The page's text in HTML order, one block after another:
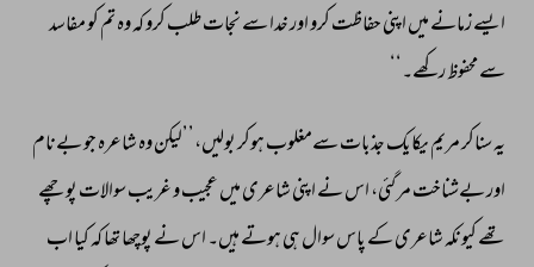
ایسے زمانے میں اپنی حفاظت کرو اور خدا سے نجات طلب کرو کہ وہ تم کو مفاسد
سے محفوظ رکھے۔‘‘
یہ سناکر مریم یکایک جذبات سےمغلوب ہوکر بولیں،’’لیکن وہ شاعرہ جو بےنام
اور بےشناخت مر گئی، اس نے اپنی شاعری میں عجیب و غریب سوالات پوچھے
تھے کیونکہ شاعری کے پاس سوال ہی ہوتے ہیں۔ اس نے پوچھا تھا کہ کیا اب